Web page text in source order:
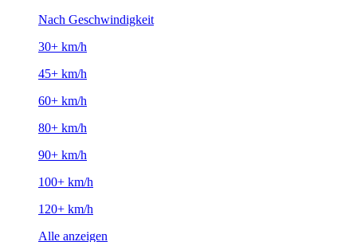
Nach Geschwindigkeit
30+ km/h
45+ km/h
60+ km/h
80+ km/h
90+ km/h
100+ km/h
120+ km/h
Alle anzeigen